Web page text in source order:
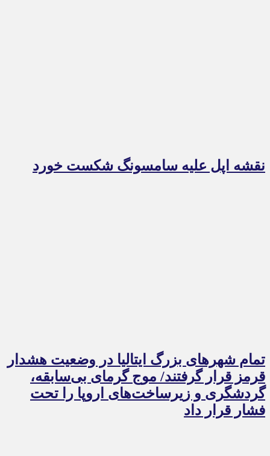
نقشه اپل علیه سامسونگ شکست خورد
تمام شهرهای بزرگ ایتالیا در وضعیت هشدار
قرمز قرار گرفتند/ موج گرمای بی‌سابقه،
گردشگری و زیرساخت‌های اروپا را تحت
فشار قرار داد